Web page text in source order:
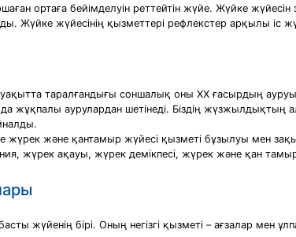
ортаға бейімделуін реттейтін жүйе. Жүйке
Жүйке жүйесінің қызметтері рефлекстер арқылы іс
таралғандығы соншалық оны ХХ ғасырдың
жұқпалы аурулардан шетінеді. Біздің
жүрек және қантамыр жүйесі қызметі бұзылуы мен
жүрек ақауы, жүрек демікпесі, жүрек және қан
жүйенің бірі. Оның негізгі қызметі – ағзалар мен